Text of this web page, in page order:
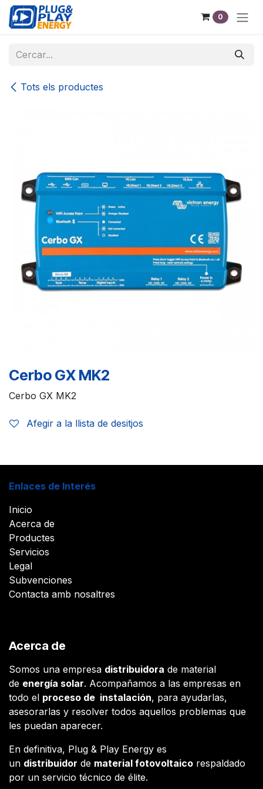
Skip to Content
0
Tots els productes
Cerbo GX MK2
Cerbo GX MK2
Afegir a la llista de desitjos
Enlaces de Interés
Inicio
Acerca de
Productes
Servicios
Legal
Subvenciones
Contacta amb nosaltres
Acerca de
Somos una empresa distribuidora de material
de energía solar. Acompañamos a las empresas en
todo el proceso de instalación, para ayudarlas,
asesorarlas y resolver todos aquellos problemas que
les puedan aparecer.
En definitiva, Plug & Play Energy es
un distribuidor de material fotovoltaico respaldado
por un servicio técnico de élite.